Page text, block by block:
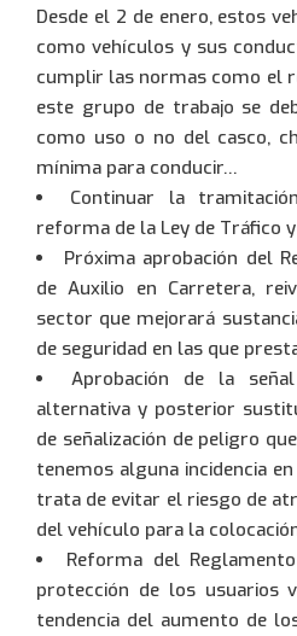
Desde el 2 de enero, estos
como vehículos y sus
cumplir las normas como el
este grupo de trabajo se
como uso o no del casco,
mínima para conducir…
Continuar la
reforma de la Ley de Tráfico
Próxima aprobación del
de Auxilio en Carretera,
sector que mejorará
de seguridad en las que
Aprobación de la
alternativa y posterior
de señalización de peligro
tenemos alguna incidencia
trata de evitar el riesgo de
del vehículo para la
Reforma del
protección de los usuarios
tendencia del aumento de